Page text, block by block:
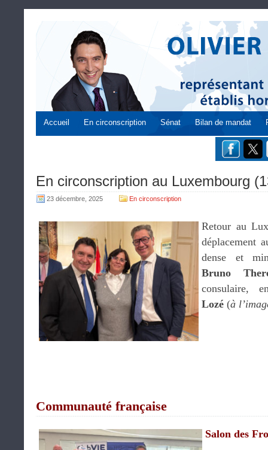
Accueil En circonscription Sénat Bilan de mandat
En circonscription au Luxembourg
23 décembre, 2025 En circonscription
Retour au
déplacement
dense et
Bruno
consulaire,
Lozé (à
Communauté française
Salon des